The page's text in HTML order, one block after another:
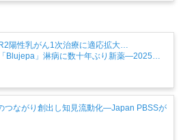
陽性乳がん1次治療に適応拡大…
Blujepa」淋病に数十年ぶり新薬―2025年
つながり創出し知見流動化―Japan PBSSが